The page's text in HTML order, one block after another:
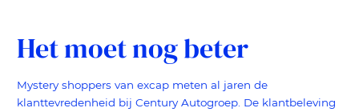
Het moet nog beter
Mystery shoppers van excap meten al jaren de
klanttevredenheid bij Century Autogroep. De klantbeleving